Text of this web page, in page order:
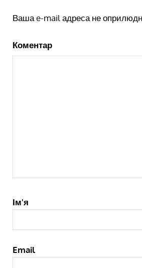
Ваша e-mail адреса не
Коментар
Ім'я
Email